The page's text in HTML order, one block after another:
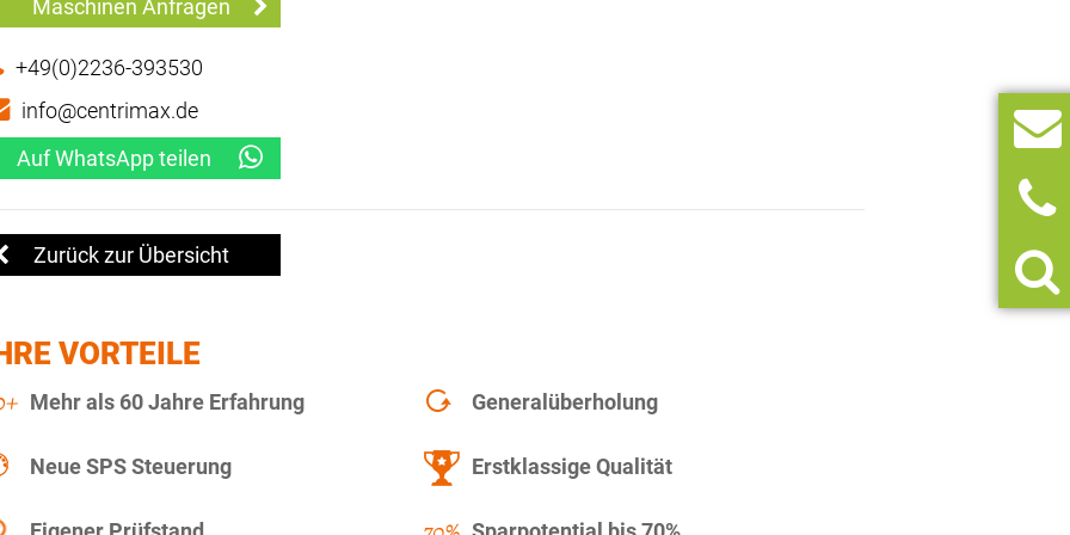
Maschinen Anfragen
+49(0)2236-393530
info@centrimax.de
Auf WhatsApp teilen
Zurück zur Übersicht
VORTEILE
Mehr als 60 Jahre Erfahrung Generalüberholung
Neue SPS Steuerung Erstklassige Qualität